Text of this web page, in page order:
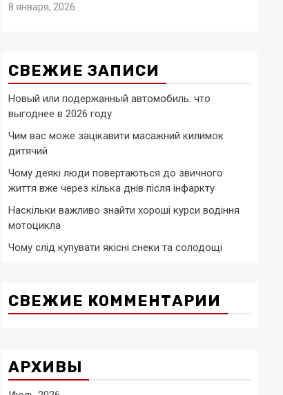
8 января, 2026
СВЕЖИЕ ЗАПИСИ
Новый или подержанный автомобиль: что
выгоднее в 2026 году
Чим вас може зацікавити масажний килимок
дитячий
Чому деякі люди повертаються до звичного
життя вже через кілька днів після інфаркту
Наскільки важливо знайти хороші курси водіння
мотоцикла
Чому слід купувати якісні снеки та солодощі
СВЕЖИЕ КОММЕНТАРИИ
АРХИВЫ